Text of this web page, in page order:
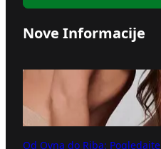
Nove Informacije
Od Ovna do Riba: